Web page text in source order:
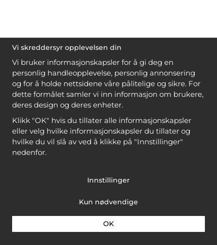
Vi skreddersyr opplevelsen din
Vi bruker informasjonskapsler for å gi deg en
personlig handleopplevelse, personlig annonsering
og for å holde nettsidene våre pålitelige og sikre. For
dette formålet samler vi inn informasjon om brukere,
deres design og deres enheter.
Klikk "OK" hvis du tillater alle informasjonskapsler
eller velg hvilke informasjonskapsler du tillater og
hvilke du vil slå av ved å klikke på "Innstillinger"
nedenfor.
Innstillinger
Kun nødvendige
OK